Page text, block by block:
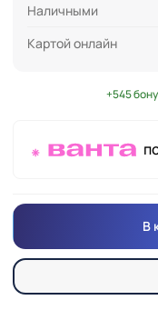
Наличными
Картой онлайн
+545
В